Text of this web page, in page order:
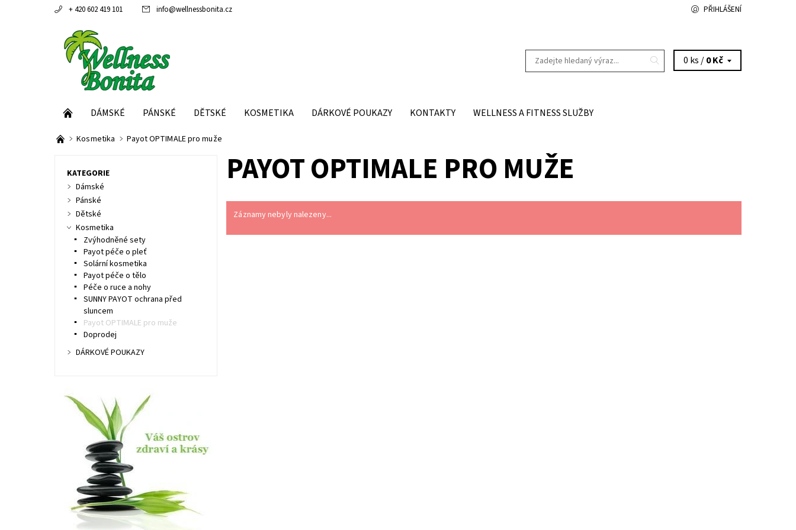
+ 420 602 419 101 info@wellnessbonita.cz PŘIHLÁŠENÍ
0 ks /0 Kč
DÁMSKÉ PÁNSKÉ DĚTSKÉ KOSMETIKA DÁRKOVÉ POUKAZY KONTAKTY WELLNESS A FITNESS SLUŽBY
Kosmetika Payot OPTIMALE pro muže
PAYOT OPTIMALE PRO MUŽE
Záznamy nebyly nalezeny...
KATEGORIE
Dámské
Pánské
Dětské
Kosmetika
Zvýhodněné sety
Payot péče o pleť
Solární kosmetika
Payot péče o tělo
Péče o ruce a nohy
SUNNY PAYOT ochrana před
sluncem
Payot OPTIMALE pro muže
Doprodej
DÁRKOVÉ POUKAZY